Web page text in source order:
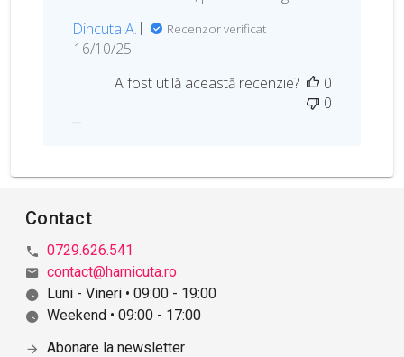
Dincuta A.
Recenzor verificat
D
ă
r
i
i
16/10/25
A fost utilă această recenzie?
0
0
Contact
0729.626.541
contact@harnicuta.ro
Luni - Vineri • 09:00 - 19:00
Weekend • 09:00 - 17:00
Abonare la newsletter